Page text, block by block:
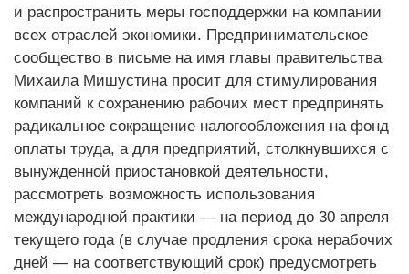
и распространить меры господдержки на компании
всех отраслей экономики. Предпринимательское
сообщество в письме на имя главы правительства
Михаила Мишустина просит для стимулирования
компаний к сохранению рабочих мест предпринять
радикальное сокращение налогообложения на фонд
оплаты труда, а для предприятий, столкнувшихся с
вынужденной приостановкой деятельности,
рассмотреть возможность использования
международной практики — на период до 30 апреля
текущего года (в случае продления срока нерабочих
дней — на соответствующий срок) предусмотреть